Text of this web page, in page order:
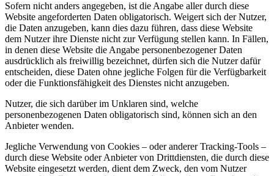
Sofern nicht anders angegeben, ist die Angabe aller durch diese
Website angeforderten Daten obligatorisch. Weigert sich der Nutzer,
die Daten anzugeben, kann dies dazu führen, dass diese Website
dem Nutzer ihre Dienste nicht zur Verfügung stellen kann. In Fällen,
in denen diese Website die Angabe personenbezogener Daten
ausdrücklich als freiwillig bezeichnet, dürfen sich die Nutzer dafür
entscheiden, diese Daten ohne jegliche Folgen für die Verfügbarkeit
oder die Funktionsfähigkeit des Dienstes nicht anzugeben.
Nutzer, die sich darüber im Unklaren sind, welche
personenbezogenen Daten obligatorisch sind, können sich an den
Anbieter wenden.
Jegliche Verwendung von Cookies – oder anderer Tracking-Tools –
durch diese Website oder Anbieter von Drittdiensten, die durch diese
Website eingesetzt werden, dient dem Zweck, den vom Nutzer